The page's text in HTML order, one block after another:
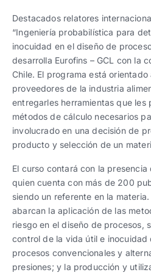
Ver todo
Español|
Español|
Español|
progresivos de gestión
Ver todos
Español|
Español
Español
Destacados relatores
“Ingeniería probabilística para
inocuidad en el diseño de
desarrolla Eurofins – GCL con la
Chile. El programa está
proveedores de la industria
entregarles herramientas que les
métodos de cálculo necesarios
involucrado en una decisión de
producto y selección de un
El curso contará con la presencia
quien cuenta con más de 200
siendo un referente en la
abarcan la aplicación de las
riesgo en el diseño de procesos,
control de la vida útil e inocuidad
procesos convencionales y
presiones; y la producción y